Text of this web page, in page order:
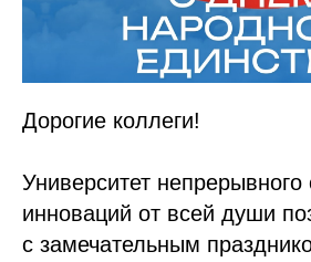
Дорогие коллеги!
Университет непрерывного
инноваций от всей души
с замечательным